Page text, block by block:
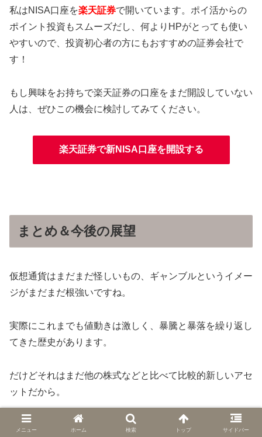
私はNISA口座を楽天証券で開いています。ポイ活からの
ポイント投資もスムーズだし、何よりHPがとっても使い
やすいので、投資初心者の方にもおすすめの証券会社で
す！
もし興味をお持ちで楽天証券の口座をまだ開設していない
人は、ぜひこの機会に検討してみてください。
楽天証券で新NISA口座を開設する
まとめ＆今後の展望
仮想通貨はまだまだ怪しいもの、ギャンブルというイメー
ジがまだまだ根強いですね。
実際にこれまでも値動きは激しく、暴騰と暴落を繰り返し
てきた歴史があります。
だけどそれはまだ他の株式などと比べて比較的新しいアセ
ットだから。
今後アメリカをはじめ各国が本格的な仮想通貨投資に乗り
メニュー ホーム 検索 トップ サイドバー